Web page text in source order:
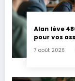
Alan lève
pour vos
7 août 2026